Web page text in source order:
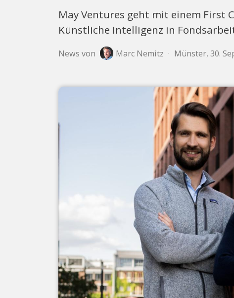
May Ventures geht mit einem First
Künstliche Intelligenz in
News von Marc Nemitz · Münster, 30.